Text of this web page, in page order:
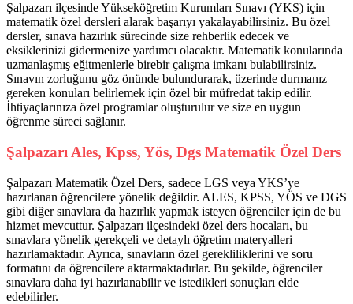
Şalpazarı ilçesinde Yükseköğretim Kurumları Sınavı (YKS) için
matematik özel dersleri alarak başarıyı yakalayabilirsiniz. Bu özel
dersler, sınava hazırlık sürecinde size rehberlik edecek ve
eksiklerinizi gidermenize yardımcı olacaktır. Matematik konularında
uzmanlaşmış eğitmenlerle birebir çalışma imkanı bulabilirsiniz.
Sınavın zorluğunu göz önünde bulundurarak, üzerinde durmanız
gereken konuları belirlemek için özel bir müfredat takip edilir.
İhtiyaçlarınıza özel programlar oluşturulur ve size en uygun
öğrenme süreci sağlanır.
Şalpazarı Ales, Kpss, Yös, Dgs Matematik Özel Ders
Şalpazarı Matematik Özel Ders, sadece LGS veya YKS’ye
hazırlanan öğrencilere yönelik değildir. ALES, KPSS, YÖS ve DGS
gibi diğer sınavlara da hazırlık yapmak isteyen öğrenciler için de bu
hizmet mevcuttur. Şalpazarı ilçesindeki özel ders hocaları, bu
sınavlara yönelik gerekçeli ve detaylı öğretim materyalleri
hazırlamaktadır. Ayrıca, sınavların özel gerekliliklerini ve soru
formatını da öğrencilere aktarmaktadırlar. Bu şekilde, öğrenciler
sınavlara daha iyi hazırlanabilir ve istedikleri sonuçları elde
edebilirler.